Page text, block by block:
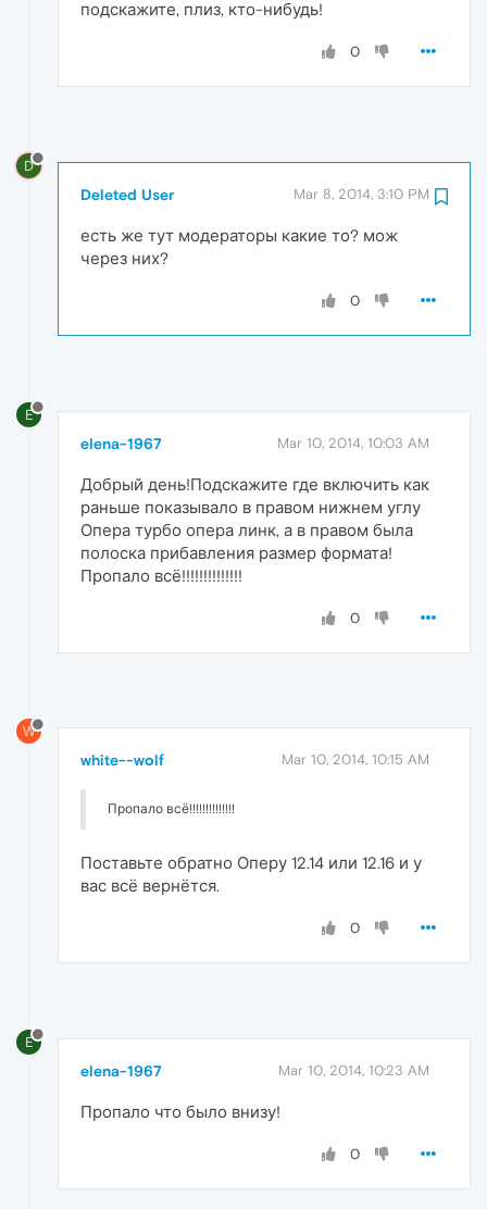
подскажите, плиз, кто-нибудь!
0
D
Deleted User Mar 8, 2014, 3:10 PM
есть же тут модераторы какие то? мож
через них?
0
E
elena-1967 Mar 10, 2014, 10:03 AM
Добрый день!Подскажите где включить как
раньше показывало в правом нижнем углу
Опера турбо опера линк, а в правом была
полоска прибавления размер формата!
Пропало всё!!!!!!!!!!!!!!
0
W
white--wolf Mar 10, 2014, 10:15 AM
Пропало всё!!!!!!!!!!!!!!
Поставьте обратно Оперу 12.14 или 12.16 и у
вас всё вернётся.
0
E
elena-1967 Mar 10, 2014, 10:23 AM
Пропало что было внизу!
0